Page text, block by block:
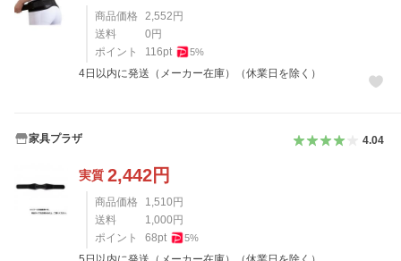
商品価格 2,552 円
送料
0 円
ポイント
116pt 5%
4日以内に発送（メーカー在庫）（休業日を除く）
家具プラザ 4.04
実質 2,442円
商品価格 1,510 円
送料
1,000 円
ポイント
68pt 5%